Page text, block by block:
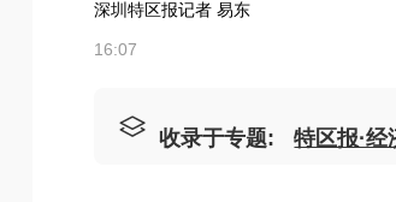
深圳特区报记者 易东
16:07
收录于专题: 特区报·经